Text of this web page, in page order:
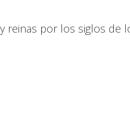
reinas por los siglos de